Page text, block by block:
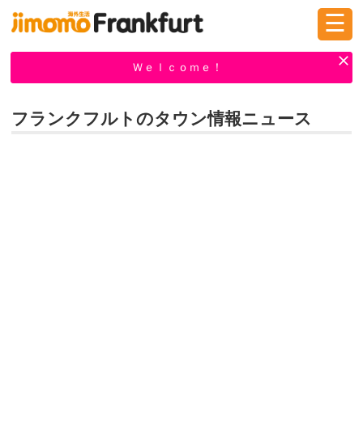
☰
Ｗｅｌｃｏｍｅ！
フランクフルトのタウン情報ニュース